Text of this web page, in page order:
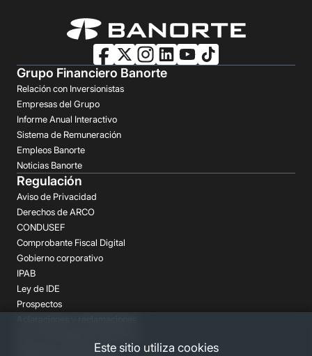
Este sitio utiliza cookies
Grupo Financiero Banorte
Relación con Inversionistas
Empresas del Grupo
Informe Anual Interactivo
Sistema de Remuneración
Empleos Banorte
Noticias Banorte
Regulación
Aviso de Privacidad
Derechos de ARCO
CONDUSEF
Comprobante Fiscal Digital
Gobierno corporativo
IPAB
Ley de IDE
Prospectos
Despachos de Cobranza